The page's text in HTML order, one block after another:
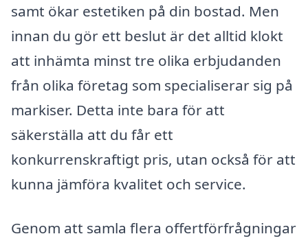
samt ökar estetiken på din bostad. Men
innan du gör ett beslut är det alltid klokt
att inhämta minst tre olika erbjudanden
från olika företag som specialiserar sig på
markiser. Detta inte bara för att
säkerställa att du får ett
konkurrenskraftigt pris, utan också för att
kunna jämföra kvalitet och service.
Genom att samla flera offertförfrågningar